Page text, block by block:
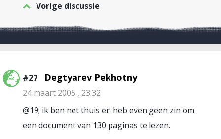
Vorige discussie
#27 Degtyarev Pekhotny
24 maart 2005 , 23:32
@19; ik ben net thuis en heb even geen zin om
een document van 130 paginas te lezen.